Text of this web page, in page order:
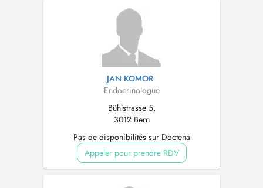
JAN KOMOR
Endocrinologue
Bühlstrasse 5,
3012 Bern
Pas de disponibilités sur Doctena
Appeler pour prendre RDV